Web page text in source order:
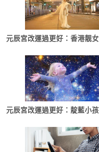
元辰宮改運過更好：香港靓
元辰宮改運過更好：靛藍小